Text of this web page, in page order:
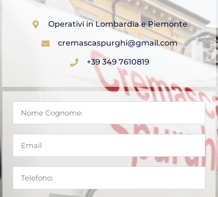
Operativi in Lombardia e Piemonte
cremascaspurghi@gmail.com
+39 349 7610819